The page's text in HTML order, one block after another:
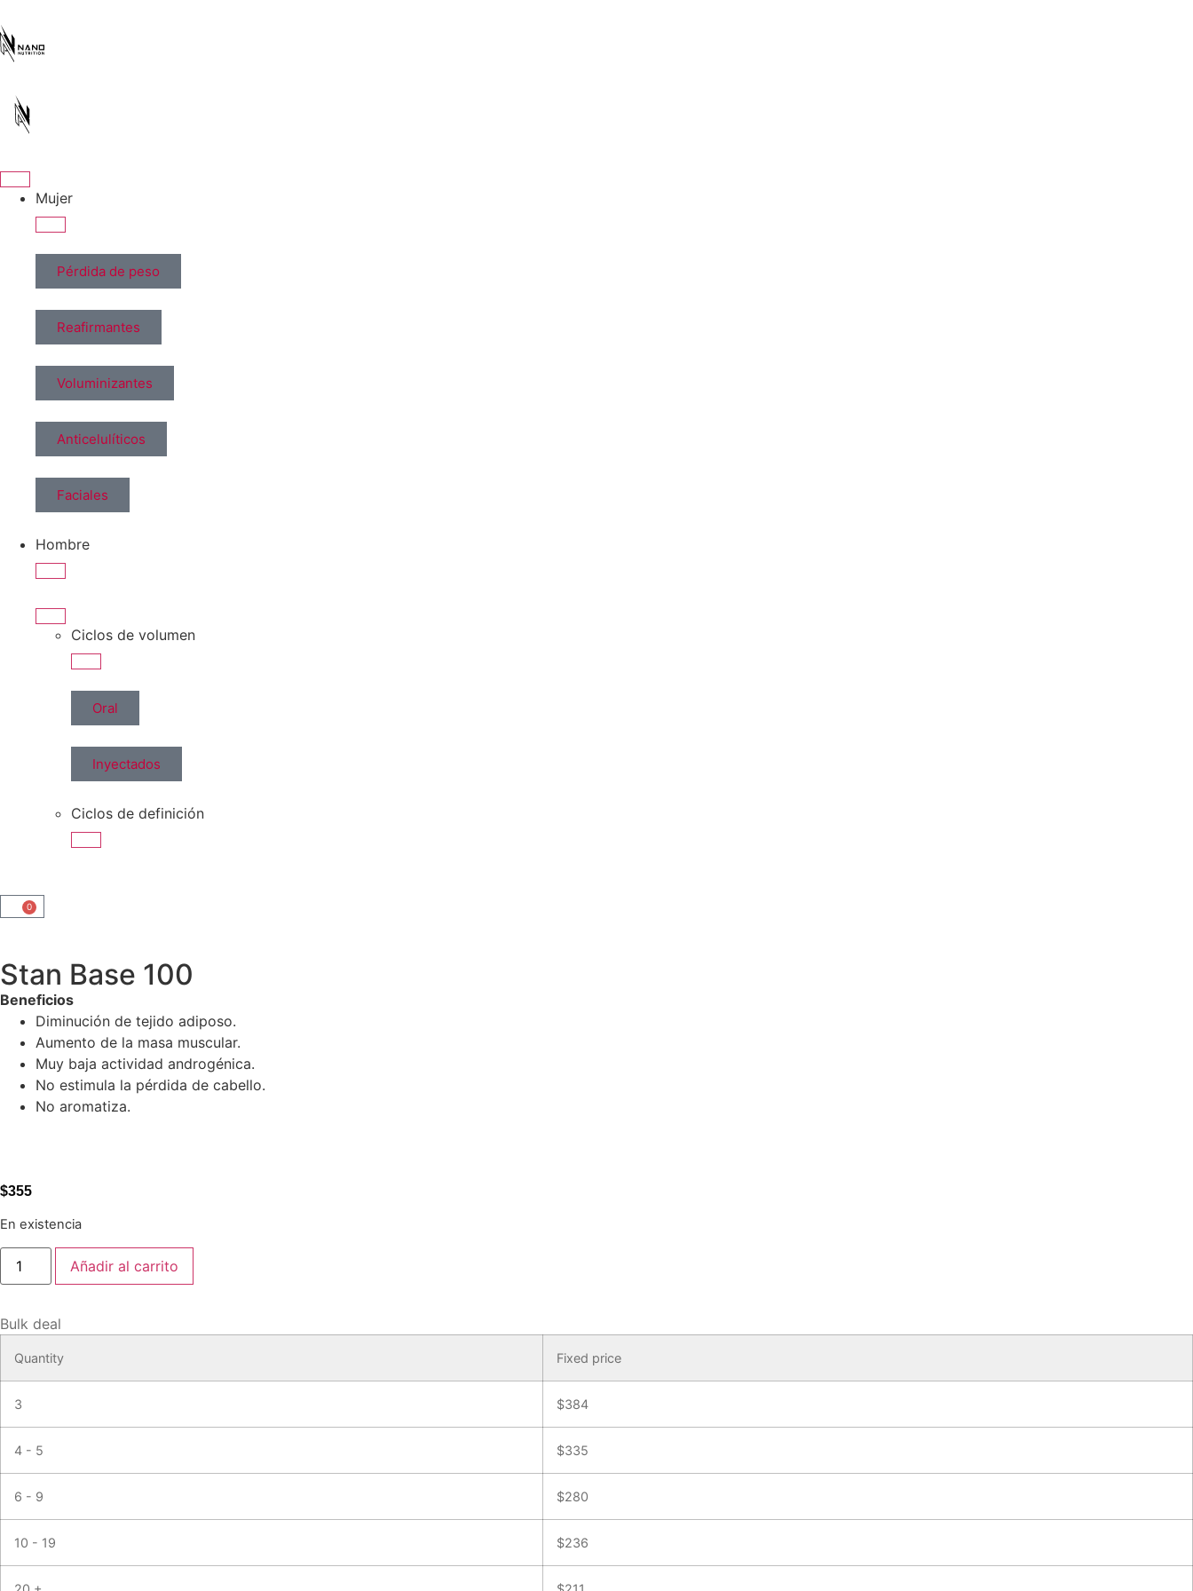
Mujer
Pérdida de peso
Reafirmantes
Voluminizantes
Anticelulíticos
Faciales
Hombre
Ciclos de volumen
Oral
Inyectados
Ciclos de definición
0
Stan Base 100
Beneficios
Diminución de tejido adiposo.
Aumento de la masa muscular.
Muy baja actividad androgénica.
No estimula la pérdida de cabello.
No aromatiza.
$355
En existencia
Añadir al carrito
Bulk deal
Quantity Fixed price
3 $384
4 - 5 $335
6 - 9 $280
10 - 19 $236